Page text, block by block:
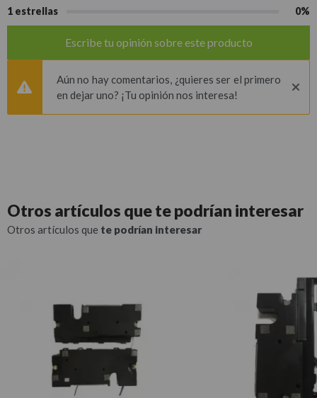
1 estrellas
0%
Escribe tu opinión sobre este producto
Aún no hay comentarios, ¿quieres ser el primero
en dejar uno? ¡Tu opinión nos interesa!
Otros artículos quete podrían interesar
Otros artículos que te podrían interesar